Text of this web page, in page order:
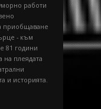
работи
приобщаване
- към
81 години
на плеядата
и историята.